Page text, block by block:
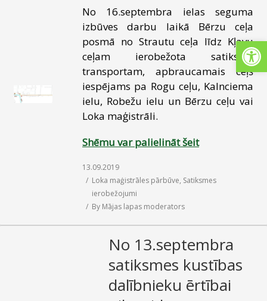
KONTAKTI
SAZIŅA
No 16.septembra ielas seguma
izbūves darbu laikā Bērzu ceļa
posmā no Strautu ceļa līdz Kļavu
ceļam ierobežota satiksme
transportam, apbraucamais ceļš
iespējams pa Rogu ceļu, Kalnciema
ielu, Robežu ielu un Bērzu ceļu vai
Loka maģistrāli.
Shēmu var palielināt šeit
13.09.2019
Loka maģistrāles pārbūve, Satiksmes
ierobežojumi
By Mājas lapas moderators
No 13.septembra
satiksmes kustības
dalībnieku ērtībai